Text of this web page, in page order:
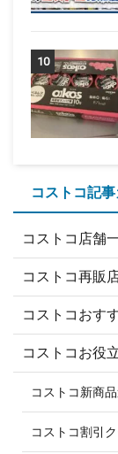
10
コストコ記
コストコ店舗
コストコ再販
コストコおす
コストコお役
コストコ新商
コストコ割引